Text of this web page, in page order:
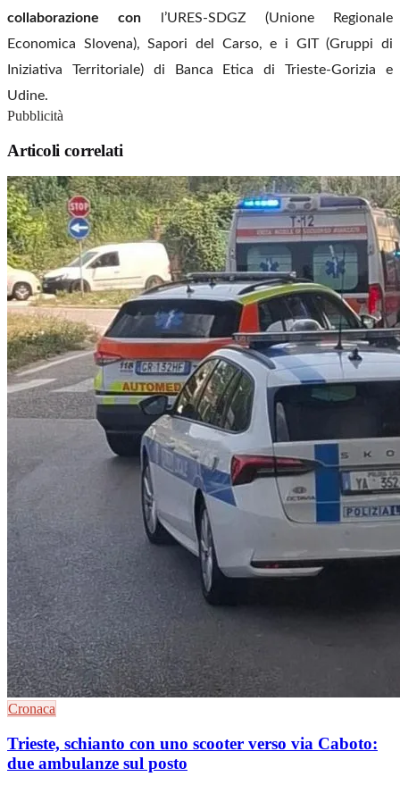
collaborazione con
l’URES-SDGZ (Unione Regionale
Economica Slovena), Sapori del Carso, e i GIT (Gruppi di
Iniziativa Territoriale) di Banca Etica di Trieste-Gorizia e
Udine.
Pubblicità
Articoli correlati
Cronaca
Trieste, schianto con uno scooter verso via Caboto:
due ambulanze sul posto